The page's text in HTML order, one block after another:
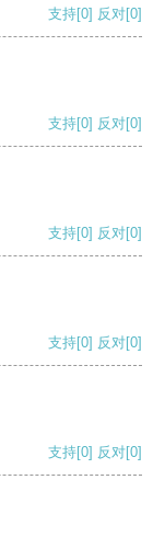
支持[0] 反对[0]
支持[0] 反对[0]
支持[0] 反对[0]
支持[0] 反对[0]
支持[0] 反对[0]